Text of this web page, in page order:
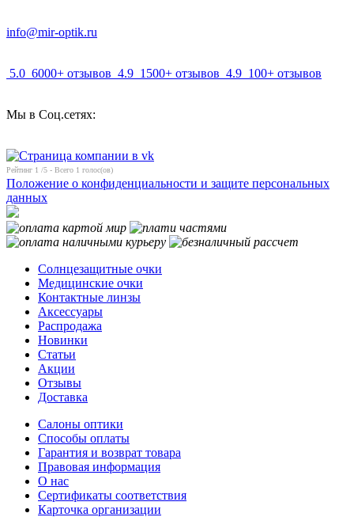
info@mir-optik.ru
5.0 6000+ отзывов 4.9 1500+ отзывов 4.9 100+ отзывов
Мы в Соц.сетях:
Рейтинг 1 /5 - Всего 1 голос(ов)
Положение о конфиденциальности и защите персональных
данных
Солнцезащитные очки
Медицинские очки
Контактные линзы
Аксессуары
Распродажа
Новинки
Статьи
Акции
Отзывы
Доставка
Салоны оптики
Способы оплаты
Гарантия и возврат товара
Правовая информация
О нас
Сертификаты соответствия
Карточка организации